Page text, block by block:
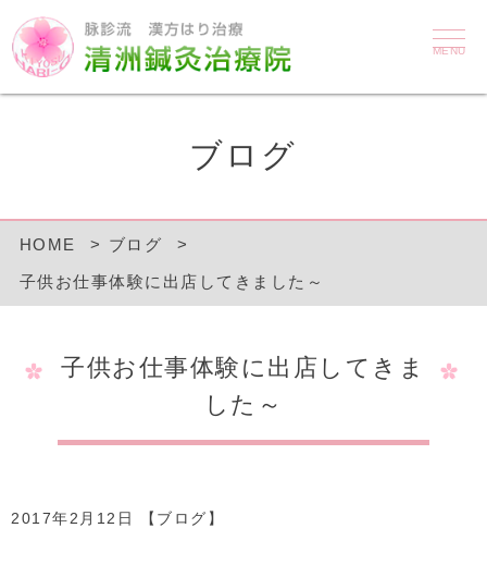
MENU
ブログ
HOME
ブログ
子供お仕事体験に出店してきました～
子供お仕事体験に出店してきま
した～
2017年2月12日 【 ブログ 】